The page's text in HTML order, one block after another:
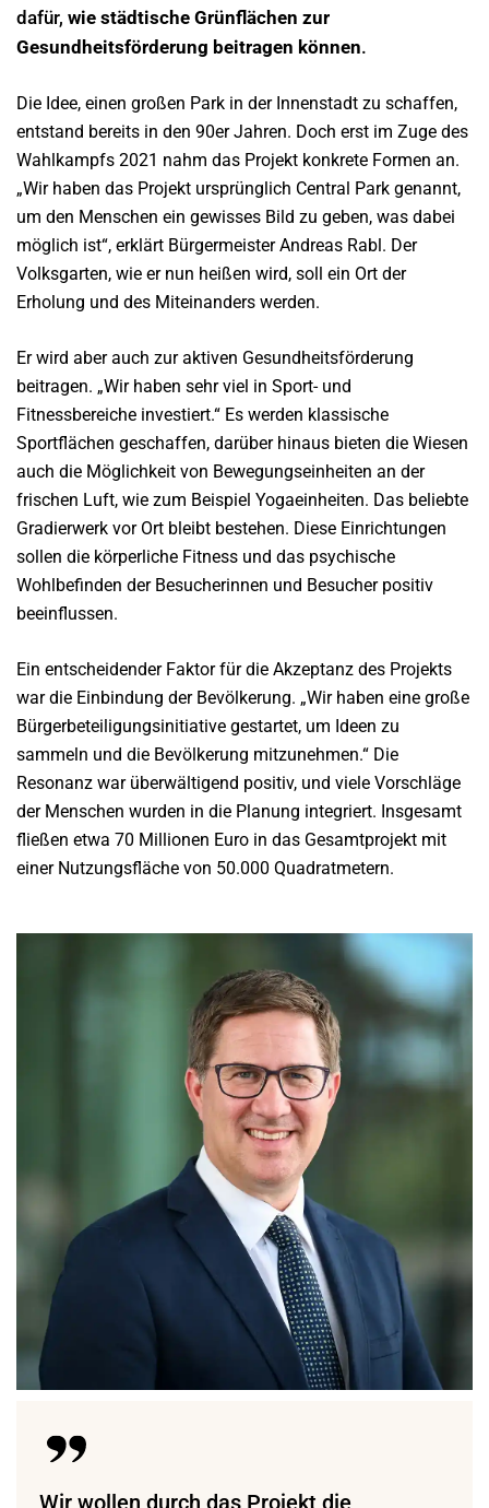
dafür, wie städtische Grünflächen zur
Gesundheitsförderung beitragen können.
Die Idee, einen großen Park in der Innenstadt zu schaffen,
entstand bereits in den 90er Jahren. Doch erst im Zuge des
Wahlkampfs 2021 nahm das Projekt konkrete Formen an.
„Wir haben das Projekt ursprünglich Central Park genannt,
um den Menschen ein gewisses Bild zu geben, was dabei
möglich ist“, erklärt Bürgermeister Andreas Rabl. Der
Volksgarten, wie er nun heißen wird, soll ein Ort der
Erholung und des Miteinanders werden.
Er wird aber auch zur aktiven Gesundheitsförderung
beitragen. „Wir haben sehr viel in Sport- und
Fitnessbereiche investiert.“ Es werden klassische
Sportflächen geschaffen, darüber hinaus bieten die Wiesen
auch die Möglichkeit von Bewegungseinheiten an der
frischen Luft, wie zum Beispiel Yogaeinheiten. Das beliebte
Gradierwerk vor Ort bleibt bestehen. Diese Einrichtungen
sollen die körperliche Fitness und das psychische
Wohlbefinden der Besucherinnen und Besucher positiv
beeinflussen.
Ein entscheidender Faktor für die Akzeptanz des Projekts
war die Einbindung der Bevölkerung. „Wir haben eine große
Bürgerbeteiligungsinitiative gestartet, um Ideen zu
sammeln und die Bevölkerung mitzunehmen.“ Die
Resonanz war überwältigend positiv, und viele Vorschläge
der Menschen wurden in die Planung integriert. Insgesamt
fließen etwa 70 Millionen Euro in das Gesamtprojekt mit
einer Nutzungsfläche von 50.000 Quadratmetern.
Wir wollen durch das Projekt die